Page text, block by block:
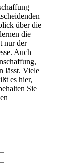
über die
die
nur der
Auch
lässt. Viele
es hier,
Sie